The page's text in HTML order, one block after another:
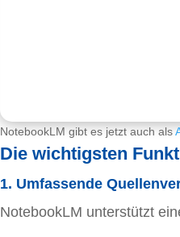
NotebookLM gibt es jetzt auch als
Die wichtigsten
1. Umfassende
NotebookLM unterstützt